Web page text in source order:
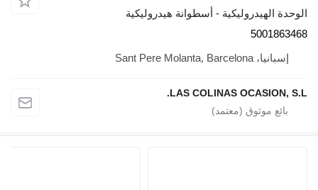
الوحدة الهيدروليكية - أسطوانة هيدروليكية
5001863468
إسبانيا، Sant Pere Molanta, Barcelona
LAS COLINAS OCASION, S.L.